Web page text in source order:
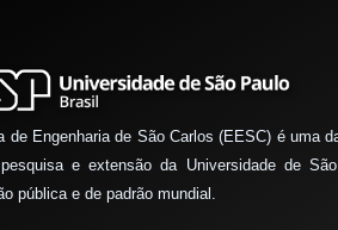
de Engenharia de São Carlos (EESC) é uma
e extensão da Universidade de
pública e de padrão mundial.